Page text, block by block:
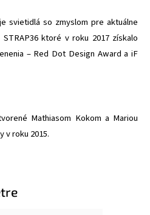
svietidlá so zmyslom pre aktuálne
ktoré v roku 2017 získalo
– Red Dot Design Award a iF
Mathiasom Kokom a Mariou
v roku 2015.